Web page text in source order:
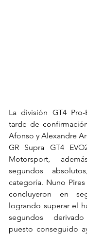
La división GT4
tarde de
Afonso y Alexandre
GR Supra GT4
Motorsport,
segundos
categoría. Nuno
concluyeron en
logrando superar el
segundos
puesto conseguido